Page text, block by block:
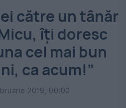
către un tânăr
îți doresc
cel mai bun
ca acum!”
2019, 00:00